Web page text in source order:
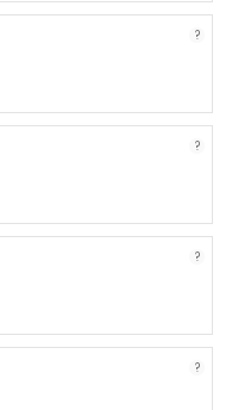
?
?
?
?